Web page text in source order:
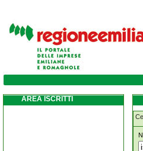
istruzione-
AREA ISCRITTI